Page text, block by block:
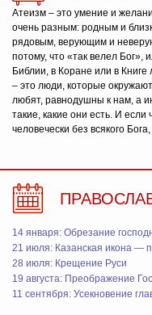
Атеизм – это умение и
очень разным: родным и
рядовым, верующим и
потому, что «так велел Бог»,
Библии, в Коране или в
– это люди, которые
любят, равнодушны к нам, а
такие, какие они есть. И
человечески без всякого
14 января: Обрезание
21 июля: Казанская икона —
28 июля: Крещение Руси
19 августа: Преображение
11 сентября: Усекновение